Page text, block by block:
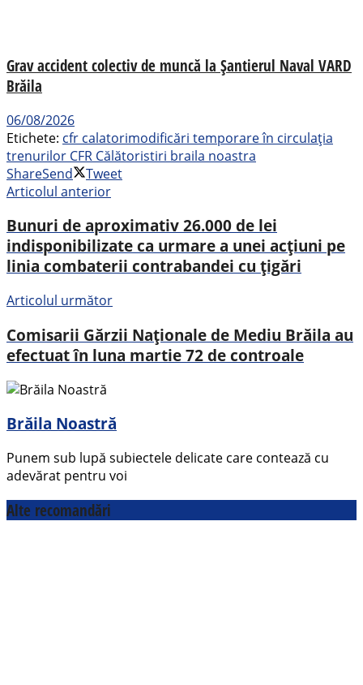
Grav accident colectiv de muncă la Șantierul Naval VARD
Brăila
06/08/2026
Etichete: cfr calatorimodificări temporare în circulația
trenurilor CFR Călătoristiri braila noastra
ShareSend
Tweet
Articolul anterior
Bunuri de aproximativ 26.000 de lei
indisponibilizate ca urmare a unei acțiuni pe
linia combaterii contrabandei cu țigări
Articolul următor
Comisarii Gărzii Naționale de Mediu Brăila au
efectuat în luna martie 72 de controale
Brăila Noastră
Punem sub lupă subiectele delicate care contează cu
adevărat pentru voi
Alte recomandări